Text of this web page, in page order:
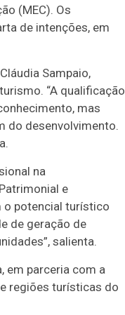
(MEC). Os
de intenções, em
Sampaio,
“A qualificação
mas
do desenvolvimento.
na
e
o potencial turístico
de geração de
salienta.
em parceria com a
regiões turísticas do